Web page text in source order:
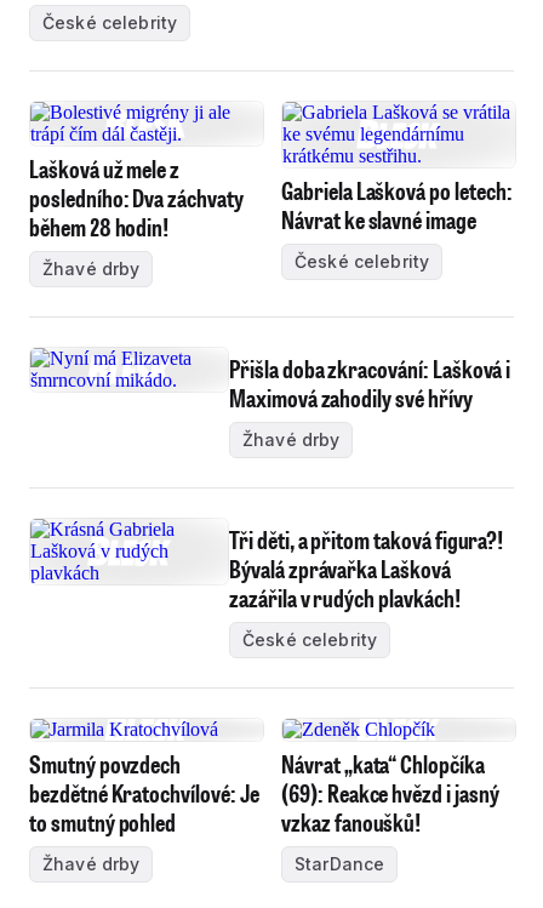
České celebrity
Lašková už mele z
posledního: Dva záchvaty
během 28 hodin!
Žhavé drby
Gabriela Lašková po letech:
Návrat ke slavné image
České celebrity
Přišla doba zkracování: Lašková i
Maximová zahodily své hřívy
Žhavé drby
Tři děti, a přitom taková figura?!
Bývalá zprávařka Lašková
zazářila v rudých plavkách!
České celebrity
Smutný povzdech
bezdětné Kratochvílové: Je
to smutný pohled
Žhavé drby
Návrat „kata“ Chlopčíka
(69): Reakce hvězd i jasný
vzkaz fanoušků!
StarDance